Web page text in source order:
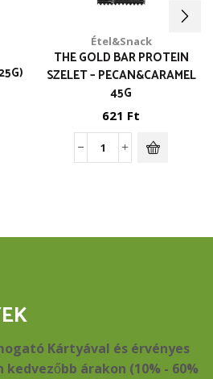
Étel&Snack
THE GOLD BAR PROTEIN
SZELET – PECAN&CARAMEL
45G
621 Ft
The
Kártyával és érvényes
árakon (10% - 60%